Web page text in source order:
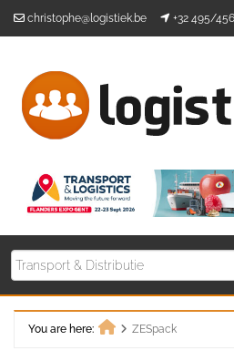
christophe@logistiek.be +32 495/
You are here:
ZESpack